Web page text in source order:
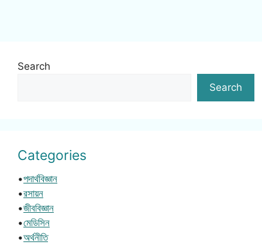
Search
Search
Categories
•পদার্থবিজ্ঞান
•রসায়ন
•জীববিজ্ঞান
•মেডিসিন
•অর্থনীতি